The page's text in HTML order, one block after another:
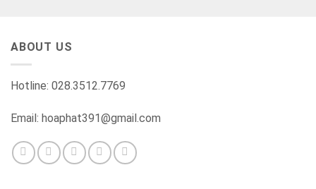
ABOUT US
Hotline: 028.3512.7769
Email: hoaphat391@gmail.com